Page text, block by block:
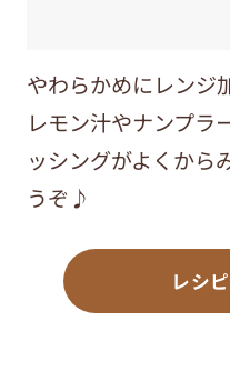
やわらかめにレンジ
レモン汁やナンプラ
ッシングがよくから
うぞ♪
レシ